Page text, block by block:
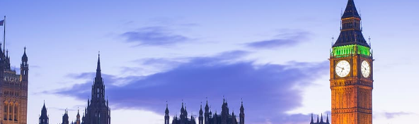
A EUROPA: O QUE